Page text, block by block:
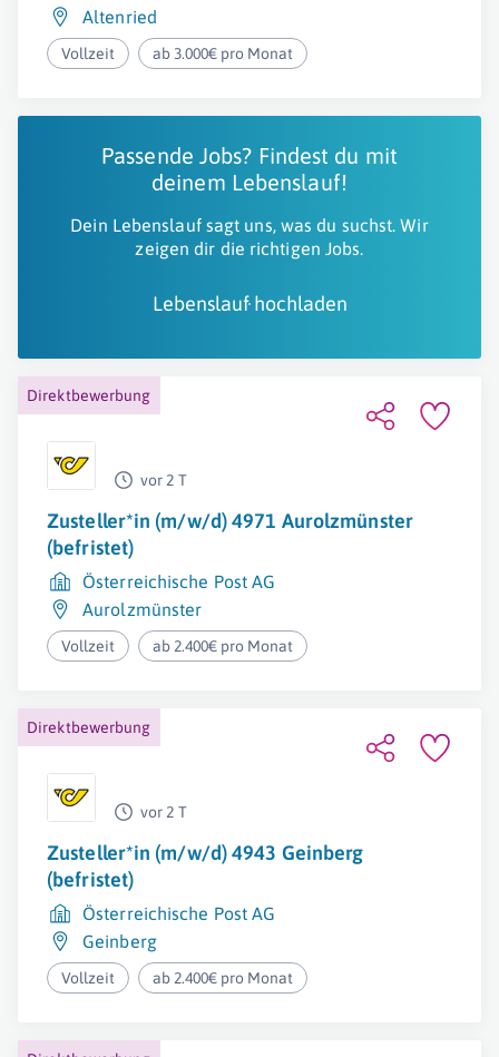
Altenried
Vollzeit ab 3.000€ pro Monat
Passende Jobs? Findest du mit
deinem Lebenslauf!
Dein Lebenslauf sagt uns, was du suchst. Wir
zeigen dir die richtigen Jobs.
Lebenslauf hochladen
Direktbewerbung
vor 2 T
Zusteller*in (m/w/d) 4971 Aurolzmünster
(befristet)
Österreichische Post AG
Aurolzmünster
Vollzeit ab 2.400€ pro Monat
Direktbewerbung
vor 2 T
Zusteller*in (m/w/d) 4943 Geinberg
(befristet)
Österreichische Post AG
Geinberg
Vollzeit ab 2.400€ pro Monat